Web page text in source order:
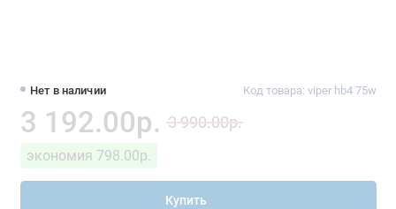
Нет в наличии Код товара: viper hb4 75w
3 192.00р. 3 990.00р.
экономия 798.00р.
Купить